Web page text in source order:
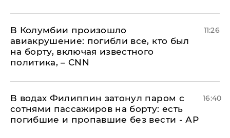
В Колумбии произошло
авиакрушение: погибли все, кто был
на борту, включая известного
политика, – CNN
11:26
В водах Филиппин затонул паром с
сотнями пассажиров на борту: есть
погибшие и пропавшие без вести - АР
16:40